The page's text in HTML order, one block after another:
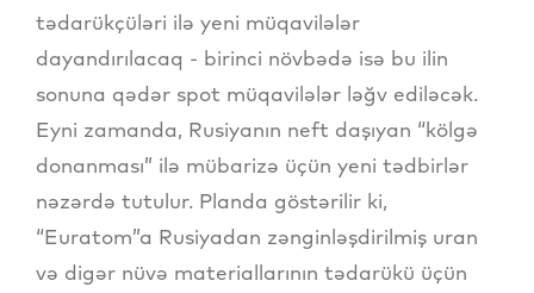
tədarükçüləri ilə yeni müqavilələr
dayandırılacaq - birinci növbədə isə bu ilin
sonuna qədər spot müqavilələr ləğv ediləcək.
Eyni zamanda, Rusiyanın neft daşıyan “kölgə
donanması” ilə mübarizə üçün yeni tədbirlər
nəzərdə tutulur. Planda göstərilir ki,
“Euratom”a Rusiyadan zənginləşdirilmiş uran
və digər nüvə materiallarının tədarükü üçün